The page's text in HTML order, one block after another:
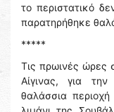
το περιστατικό
παρατηρήθηκε
*****
Τις πρωινές ώρες
Αίγινας, για
θαλάσσια